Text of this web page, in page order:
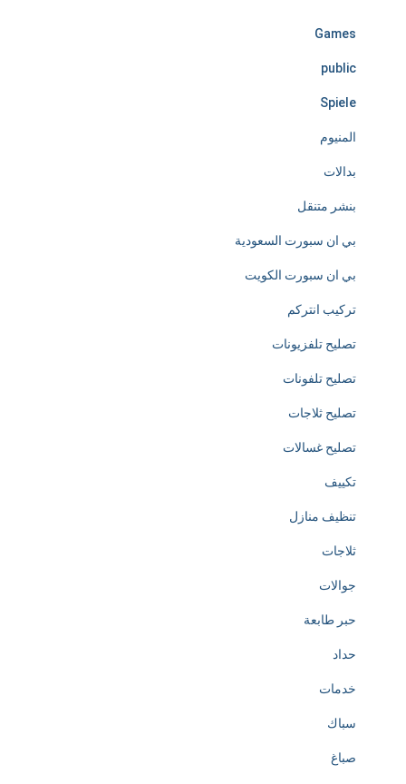
e
s
s
y
d
e
d
c
a
e
d
o
h
e
c
e
Games
public
Spiele
المنيوم
بدالات
بنشر متنقل
بي ان سبورت السعودية
بي ان سبورت الكويت
تركيب انتركم
تصليح تلفزيونات
تصليح تلفونات
تصليح ثلاجات
تصليح غسالات
تكييف
تنظيف منازل
ثلاجات
جوالات
حبر طابعة
حداد
خدمات
سباك
صباغ